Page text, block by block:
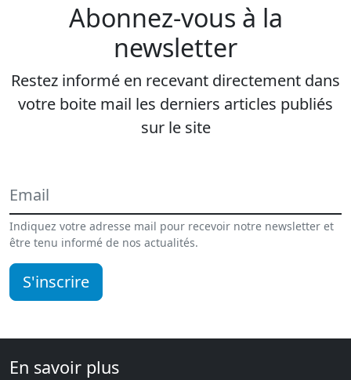
Abonnez-vous à la
newsletter
Restez informé en recevant directement dans
votre boite mail les derniers articles publiés
sur le site
Indiquez votre adresse mail pour recevoir notre newsletter et
être tenu informé de nos actualités.
S'inscrire
En savoir plus